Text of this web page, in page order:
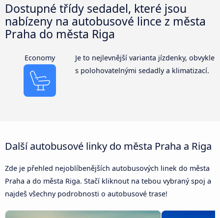
Dostupné třídy sedadel, které jsou
nabízeny na autobusové lince z města
Praha do města Riga
Economy
Je to nejlevnější varianta jízdenky, obvykle
s polohovatelnými sedadly a klimatizací.
Další autobusové linky do města Praha a Riga
Zde je přehled nejoblíbenějších autobusových linek do města
Praha a do města Riga. Stačí kliknout na tebou vybraný spoj a
najdeš všechny podrobnosti o autobusové trase!